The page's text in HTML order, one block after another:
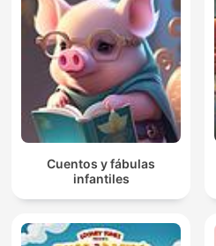
Cuentos y fábulas
infantiles